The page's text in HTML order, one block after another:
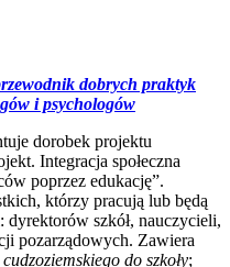
dobrych praktyk
i psychologów
dorobek projektu
Integracja społeczna
poprzez edukację”.
którzy pracują lub będą
szkół, nauczycieli,
pozarządowych. Zawiera
do szkoły;